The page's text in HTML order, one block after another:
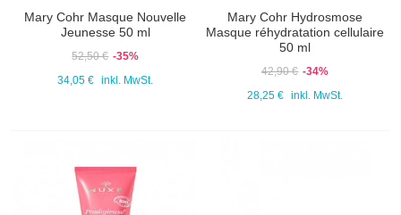
Mary Cohr Masque Nouvelle
Jeunesse 50 ml
52,50 € -35%
34,05 €
inkl. MwSt.
Mary Cohr Hydrosmose
Masque réhydratation cellulaire
50 ml
42,90 € -34%
28,25 €
inkl. MwSt.